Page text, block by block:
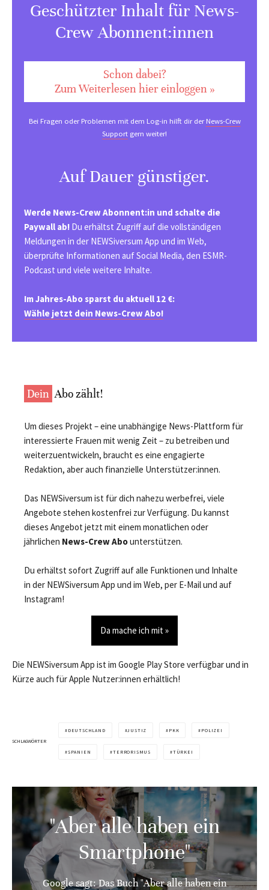
Geschützter Inhalt für News-
Crew Abonnent:innen
Schon dabei?
Zum Weiterlesen hier einloggen »
Bei Fragen oder Problemen mit dem Log-in hilft dir derNews-Crew
Support gern weiter!
Auf Dauer günstiger.
Werde News-Crew Abonnent:in und schalte die
Paywall ab! Du erhältst Zugriff auf die vollständigen
Meldungen in der NEWSiversum App und im Web,
überprüfte Informationen auf Social Media, den ESMR-
Podcast und viele weitere Inhalte.
Im Jahres-Abo sparst du aktuell 12 €:
Wähle jetzt dein News-Crew Abo!
Dein Abo zählt!
Um dieses Projekt – eine unabhängige News-Plattform für
interessierte Frauen mit wenig Zeit – zu betreiben und
weiterzuentwickeln, braucht es eine engagierte
Redaktion, aber auch finanzielle Unterstützer:innen.
Das NEWSiversum ist für dich nahezu werbefrei, viele
Angebote stehen kostenfrei zur Verfügung. Du kannst
dieses Angebot jetzt mit einem monatlichen oder
jährlichen News-Crew Abounterstützen.
Du erhältst sofort Zugriff auf alle Funktionen und Inhalte
in der NEWSiversum App und im Web, per E-Mail und auf
Instagram!
Da mache ich mit »
Die NEWSiversum App ist im Google Play Store verfügbar und in
Kürze auch für Apple Nutzer:innen erhältlich!
SCHLAGWÖRTER
DEUTSCHLAND JUSTIZ PKK POLIZEI
SPANIEN TERRORISMUS TÜRKEI
"Aber alle haben ein
Smartphone"
Google sagt: Das Buch "Aber alle haben ein